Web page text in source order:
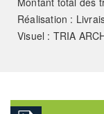
Réalisation :
Visuel : TRIA